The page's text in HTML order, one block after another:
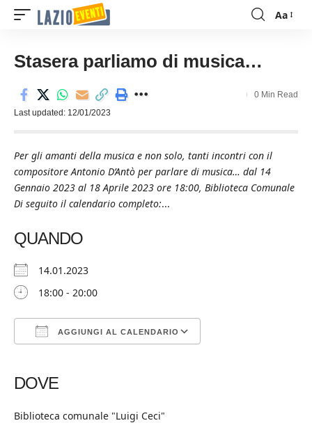
Font
Aa
Stasera parliamo di musica…
Last updated: 12/01/2023
0 Min Read
Per gli amanti della musica e non solo, tanti incontri con il
compositore Antonio D’Antò per parlare di musica… dal 14
Gennaio 2023 al 18 Aprile 2023 ore 18:00, Biblioteca Comunale
Di seguito il calendario completo:...
QUANDO
14.01.2023
18:00 - 20:00
AGGIUNGI AL CALENDARIO
DOVE
Biblioteca comunale "Luigi Ceci"